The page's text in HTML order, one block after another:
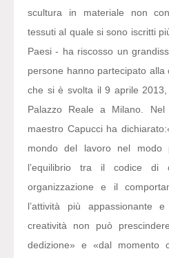
scultura in materiale non
tessuti al quale si sono iscritti
Paesi - ha riscosso un
persone hanno partecipato alla
che si è svolta il 9 aprile
Palazzo Reale a Milano.
maestro Capucci ha dichiarato:
mondo del lavoro nel modo
l’equilibrio tra il codice di
organizzazione e il
l’attività più appassionante
creatività non può
dedizione» e «dal momento